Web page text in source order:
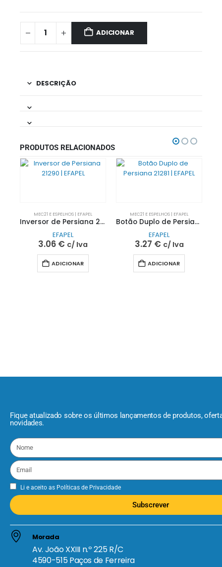
ADICIONAR
DESCRIÇÃO
PRODUTOS RELACIONADOS
MEC21 E ESPELHOS | EFAPEL
Inversor de Persiana 21290 | EFAPEL
EFAPEL
3.06 € c/ Iva
ADICIONAR
MEC21 E ESPELHOS | EFAPEL
Botão Duplo de Persiana 21281 | EFAPEL
EFAPEL
3.27 € c/ Iva
ADICIONAR
Fique atualizado sobre os últimos lançamentos de produtos,
novidades.
Li e aceito as Políticas de Privacidade
Subscrever
Morada
Av. João XXIII n.º 225 R/C
4590-515 Paços de Ferreira